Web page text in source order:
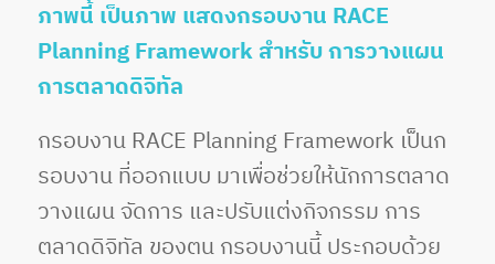
ภาพนี้ เป็นภาพ แสดงกรอบงาน RACE
Planning Framework สำหรับ การวางแผน
การตลาดดิจิทัล
กรอบงาน RACE Planning Framework เป็นก
รอบงาน ที่ออกแบบ มาเพื่อช่วยให้นักการตลาด
วางแผน จัดการ และปรับแต่งกิจกรรม การ
ตลาดดิจิทัล ของตน กรอบงานนี้ ประกอบด้วย